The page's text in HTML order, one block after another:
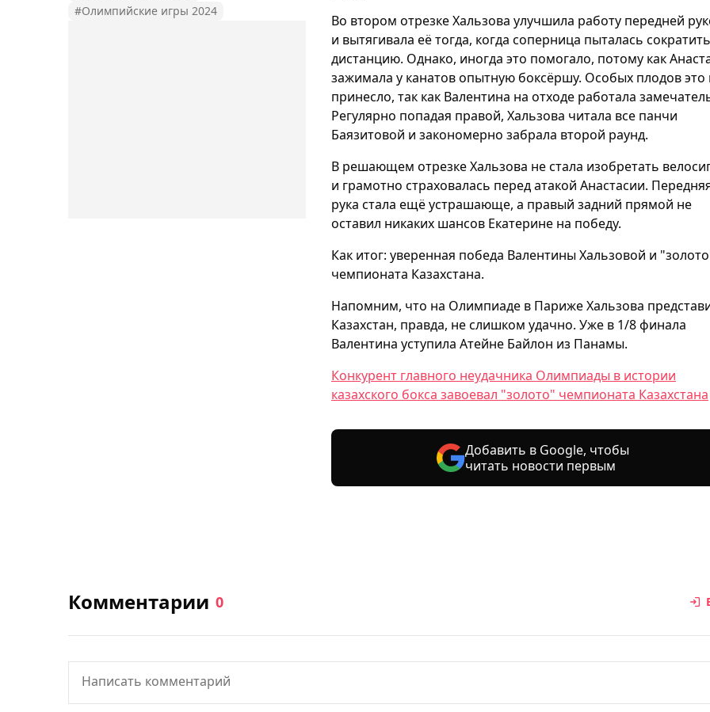
#Олимпийские игры 2024
Во втором отрезке Хальзова улучшила работу передней
и вытягивала её тогда, когда соперница пыталась сократить
дистанцию. Однако, иногда это помогало, потому как
зажимала у канатов опытную боксёршу. Особых плодов это
принесло, так как Валентина на отходе работала
Регулярно попадая правой, Хальзова читала все панчи
Баязитовой и закономерно забрала второй раунд.
В решающем отрезке Хальзова не стала изобретать
и грамотно страховалась перед атакой Анастасии.
рука стала ещё устрашающе, а правый задний прямой не
оставил никаких шансов Екатерине на победу.
Как итог: уверенная победа Валентины Хальзовой и
чемпионата Казахстана.
Напомним, что на Олимпиаде в Париже Хальзова
Казахстан, правда, не слишком удачно. Уже в 1/8 финала
Валентина уступила Атейне Байлон из Панамы.
Конкурент главного неудачника Олимпиады в истории
казахского бокса завоевал "золото" чемпионата Казахстана
Добавить в Google, чтобы
читать новости первым
Комментарии 0